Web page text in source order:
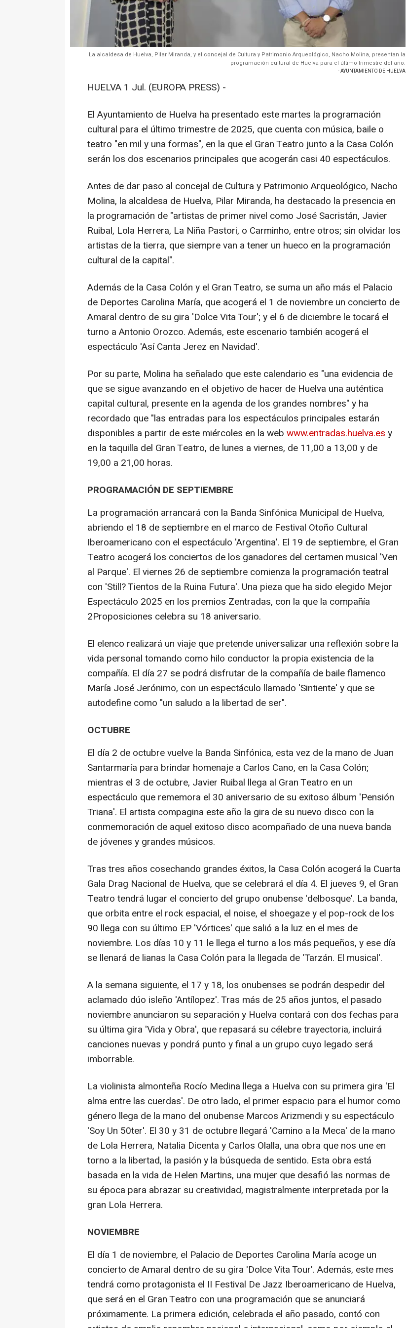
La alcaldesa de Huelva, Pilar Miranda, y el concejal de Cultura y Patrimonio Arqueológico, Nacho Molina, presentan la
programación cultural de Huelva para el último trimestre del año.
- AYUNTAMIENTO DE HUELVA
HUELVA 1 Jul. (EUROPA PRESS) -
El Ayuntamiento de Huelva ha presentado este martes la programación
cultural para el último trimestre de 2025, que cuenta con música, baile o
teatro "en mil y una formas", en la que el Gran Teatro junto a la Casa Colón
serán los dos escenarios principales que acogerán casi 40 espectáculos.
Antes de dar paso al concejal de Cultura y Patrimonio Arqueológico, Nacho
Molina, la alcaldesa de Huelva, Pilar Miranda, ha destacado la presencia en
la programación de "artistas de primer nivel como José Sacristán, Javier
Ruibal, Lola Herrera, La Niña Pastori, o Carminho, entre otros; sin olvidar los
artistas de la tierra, que siempre van a tener un hueco en la programación
cultural de la capital".
Además de la Casa Colón y el Gran Teatro, se suma un año más el Palacio
de Deportes Carolina María, que acogerá el 1 de noviembre un concierto de
Amaral dentro de su gira 'Dolce Vita Tour'; y el 6 de diciembre le tocará el
turno a Antonio Orozco. Además, este escenario también acogerá el
espectáculo 'Así Canta Jerez en Navidad'.
Por su parte, Molina ha señalado que este calendario es "una evidencia de
que se sigue avanzando en el objetivo de hacer de Huelva una auténtica
capital cultural, presente en la agenda de los grandes nombres" y ha
recordado que "las entradas para los espectáculos principales estarán
disponibles a partir de este miércoles en la web www.entradas.huelva.es y
en la taquilla del Gran Teatro, de lunes a viernes, de 11,00 a 13,00 y de
19,00 a 21,00 horas.
PROGRAMACIÓN DE SEPTIEMBRE
La programación arrancará con la Banda Sinfónica Municipal de Huelva,
abriendo el 18 de septiembre en el marco de Festival Otoño Cultural
Iberoamericano con el espectáculo 'Argentina'. El 19 de septiembre, el Gran
Teatro acogerá los conciertos de los ganadores del certamen musical 'Ven
al Parque'. El viernes 26 de septiembre comienza la programación teatral
con 'Still? Tientos de la Ruina Futura'. Una pieza que ha sido elegido Mejor
Espectáculo 2025 en los premios Zentradas, con la que la compañía
2Proposiciones celebra su 18 aniversario.
El elenco realizará un viaje que pretende universalizar una reflexión sobre la
vida personal tomando como hilo conductor la propia existencia de la
compañía. El día 27 se podrá disfrutar de la compañía de baile flamenco
María José Jerónimo, con un espectáculo llamado 'Sintiente' y que se
autodefine como "un saludo a la libertad de ser".
OCTUBRE
El día 2 de octubre vuelve la Banda Sinfónica, esta vez de la mano de Juan
Santarmaría para brindar homenaje a Carlos Cano, en la Casa Colón;
mientras el 3 de octubre, Javier Ruibal llega al Gran Teatro en un
espectáculo que rememora el 30 aniversario de su exitoso álbum 'Pensión
Triana'. El artista compagina este año la gira de su nuevo disco con la
conmemoración de aquel exitoso disco acompañado de una nueva banda
de jóvenes y grandes músicos.
Tras tres años cosechando grandes éxitos, la Casa Colón acogerá la Cuarta
Gala Drag Nacional de Huelva, que se celebrará el día 4. El jueves 9, el Gran
Teatro tendrá lugar el concierto del grupo onubense 'delbosque'. La banda,
que orbita entre el rock espacial, el noise, el shoegaze y el pop-rock de los
90 llega con su último EP 'Vórtices' que salió a la luz en el mes de
noviembre. Los días 10 y 11 le llega el turno a los más pequeños, y ese día
se llenará de lianas la Casa Colón para la llegada de 'Tarzán. El musical'.
A la semana siguiente, el 17 y 18, los onubenses se podrán despedir del
aclamado dúo isleño 'Antílopez'. Tras más de 25 años juntos, el pasado
noviembre anunciaron su separación y Huelva contará con dos fechas para
su última gira 'Vida y Obra', que repasará su célebre trayectoria, incluirá
canciones nuevas y pondrá punto y final a un grupo cuyo legado será
imborrable.
La violinista almonteña Rocío Medina llega a Huelva con su primera gira 'El
alma entre las cuerdas'. De otro lado, el primer espacio para el humor como
género llega de la mano del onubense Marcos Arizmendi y su espectáculo
'Soy Un 50ter'. El 30 y 31 de octubre llegará 'Camino a la Meca' de la mano
de Lola Herrera, Natalia Dicenta y Carlos Olalla, una obra que nos une en
torno a la libertad, la pasión y la búsqueda de sentido. Esta obra está
basada en la vida de Helen Martins, una mujer que desafió las normas de
su época para abrazar su creatividad, magistralmente interpretada por la
gran Lola Herrera.
NOVIEMBRE
El día 1 de noviembre, el Palacio de Deportes Carolina María acoge un
concierto de Amaral dentro de su gira 'Dolce Vita Tour'. Además, este mes
tendrá como protagonista el II Festival De Jazz Iberoamericano de Huelva,
que será en el Gran Teatro con una programación que se anunciará
próximamente. La primera edición, celebrada el año pasado, contó con